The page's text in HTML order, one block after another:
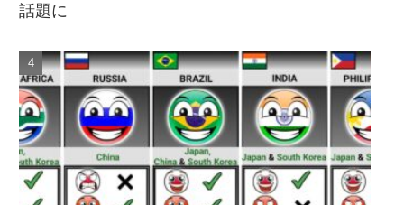
話題に